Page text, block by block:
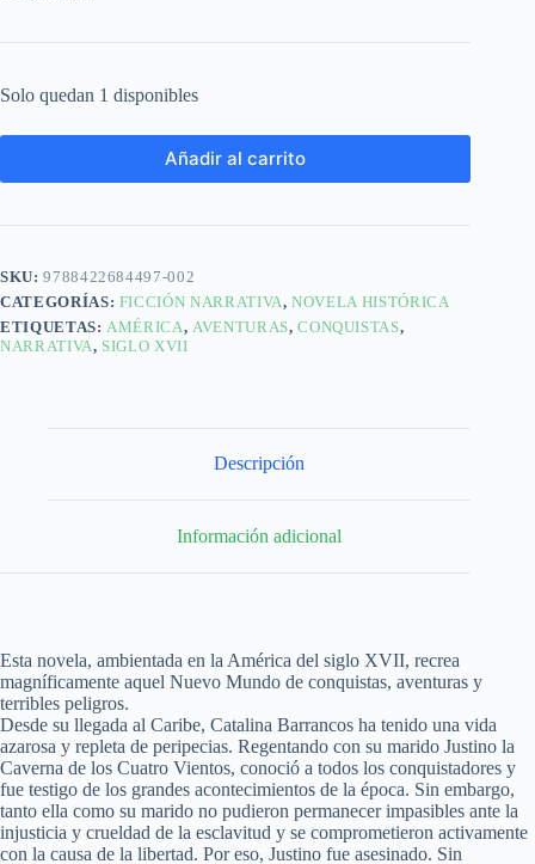
Solo quedan 1 disponibles
Añadir al carrito
SKU:9788422684497-002
CATEGORÍAS: FICCIÓN NARRATIVA,NOVELA HISTÓRICA
ETIQUETAS: AMÉRICA, AVENTURAS,CONQUISTAS,
NARRATIVA, SIGLO XVII
Descripción
Información adicional
Esta novela, ambientada en la América del siglo XVII, recrea
magníficamente aquel Nuevo Mundo de conquistas, aventuras y
terribles peligros.
Desde su llegada al Caribe, Catalina Barrancos ha tenido una vida
azarosa y repleta de peripecias. Regentando con su marido Justino la
Caverna de los Cuatro Vientos, conoció a todos los conquistadores y
fue testigo de los grandes acontecimientos de la época. Sin embargo,
tanto ella como su marido no pudieron permanecer impasibles ante la
injusticia y crueldad de la esclavitud y se comprometieron activamente
con la causa de la libertad. Por eso, Justino fue asesinado. Sin